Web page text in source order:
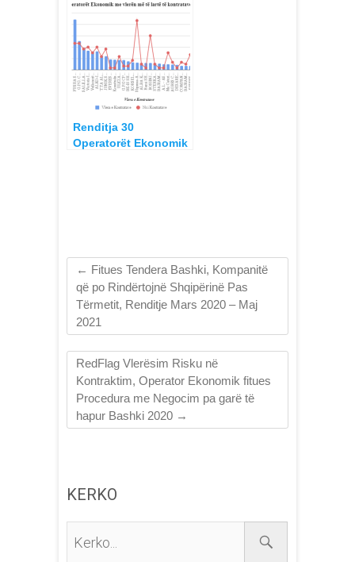
Rindërtimit për
bashkitë pas
Tërmetit, Renditje
sipas Vlerës deri
Tetor 2021
Renditja 30
Operatorët Ekonomik
← Fitues Tendera Bashki, Kompanitë
që po Rindërtojnë Shqipërinë Pas
Tërmetit, Renditje Mars 2020 – Maj
2021
RedFlag Vlerësim Risku në
Kontraktim, Operator Ekonomik fitues
Procedura me Negocim pa garë të
hapur Bashki 2020 →
KERKO